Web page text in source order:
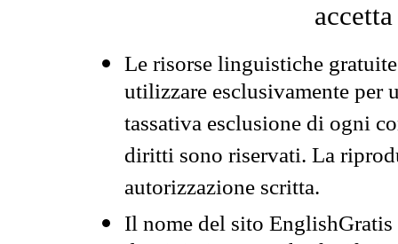
Le risorse linguistiche
utilizzare esclusivamente per
tassativa esclusione di ogni
diritti sono riservati. La
autorizzazione scritta.
Il nome del sito